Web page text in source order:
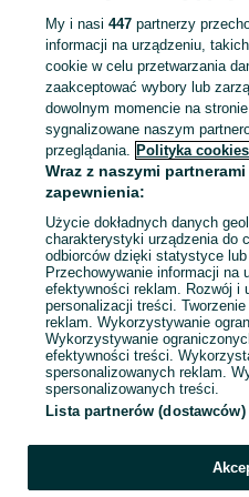
Zaloguj się / Załóż konto
My i nasi447 partnerzy
informacji na urządzeniu,
cookie w celu przetwarzania
zaakceptować wybory lub
dowolnym momencie na
sygnalizowane naszym
przeglądania. Polityka
Wraz z naszymi
zapewnienia:
Użycie dokładnych danych
charakterystyki urządzenia do
odbiorców dzięki statystyce
Przechowywanie informacji na
efektywności reklam. Rozwój i
personalizacji treści.
reklam. Wykorzystywanie
Wykorzystywanie
efektywności treści.
spersonalizowanych reklam.
spersonalizowanych treści.
Lista partnerów (dostawców)